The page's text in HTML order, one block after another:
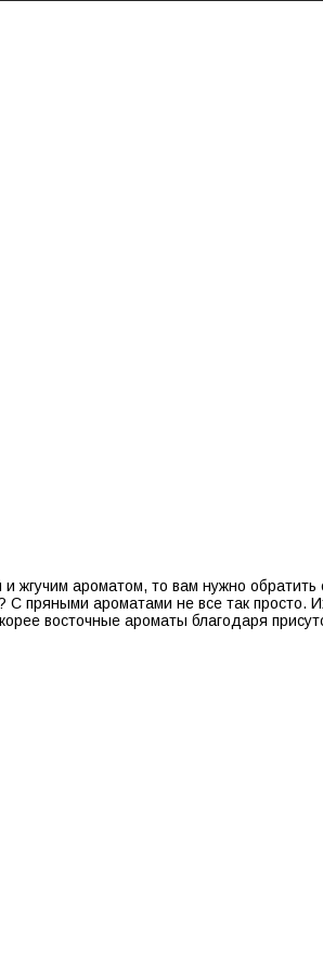
ароматом, то вам нужно
пряными ароматами не все так просто.
восточные ароматы благодаря